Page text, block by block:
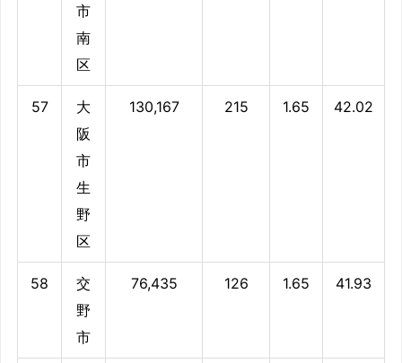
市
南
区
57
大
阪
市
生
野
区
130,167 215 1.65 42.02
58
交
野
市
76,435 126 1.65 41.93